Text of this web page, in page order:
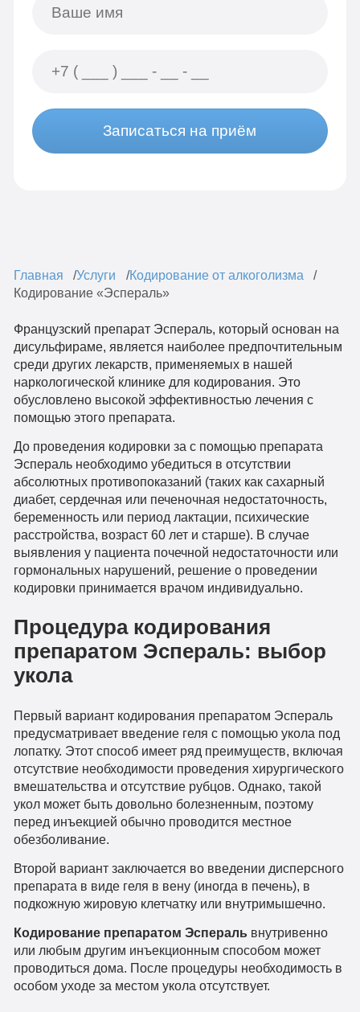
Записаться на приём
Главная Услуги
Кодирование от алкоголизма
Кодирование «Эспераль»
Французский препарат Эспераль, который основан на
дисульфираме, является наиболее предпочтительным
среди других лекарств, применяемых в нашей
наркологической клинике для кодирования. Это
обусловлено высокой эффективностью лечения с
помощью этого препарата.
До проведения кодировки за с помощью препарата
Эспераль необходимо убедиться в отсутствии
абсолютных противопоказаний (таких как сахарный
диабет, сердечная или печеночная недостаточность,
беременность или период лактации, психические
расстройства, возраст 60 лет и старше). В случае
выявления у пациента почечной недостаточности или
гормональных нарушений, решение о проведении
кодировки принимается врачом индивидуально.
Процедура кодирования
препаратом Эспераль: выбор
укола
Первый вариант кодирования препаратом Эспераль
предусматривает введение геля с помощью укола под
лопатку. Этот способ имеет ряд преимуществ, включая
отсутствие необходимости проведения хирургического
вмешательства и отсутствие рубцов. Однако, такой
укол может быть довольно болезненным, поэтому
перед инъекцией обычно проводится местное
обезболивание.
Второй вариант заключается во введении дисперсного
препарата в виде геля в вену (иногда в печень), в
подкожную жировую клетчатку или внутримышечно.
Кодирование препаратом Эспераль внутривенно
или любым другим инъекционным способом может
проводиться дома. После процедуры необходимость в
особом уходе за местом укола отсутствует.